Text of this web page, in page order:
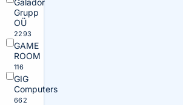
Galador
Grupp
OÜ
2293
GAME
ROOM
116
GIG
Computers
662